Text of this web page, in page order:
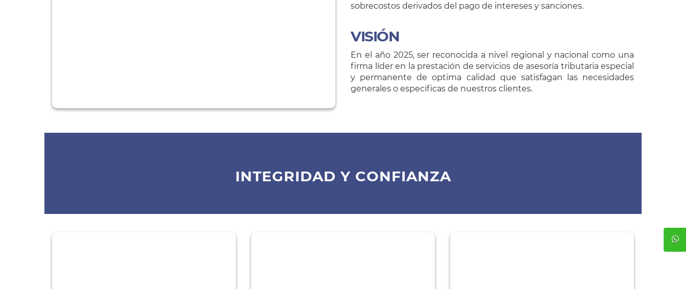
sobrecostos derivados del pago de intereses y sanciones.
VISIÓN
En el año 2025, ser reconocida a nivel regional y nacional como una
firma líder en la prestación de servicios de asesoría tributaria especial
y permanente de optima calidad que satisfagan las necesidades
generales o especificas de nuestros clientes.
INTEGRIDAD Y CONFIANZA